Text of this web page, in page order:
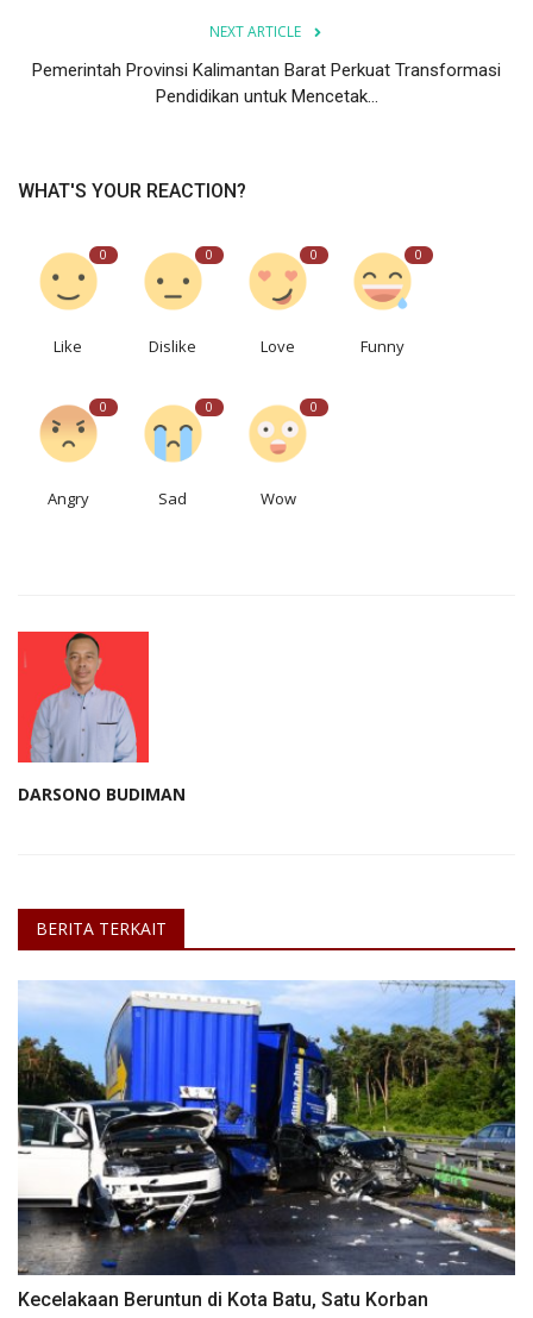
NEXT ARTICLE
Pemerintah Provinsi Kalimantan Barat Perkuat Transformasi
Pendidikan untuk Mencetak...
WHAT'S YOUR REACTION?
0
Like
0
Dislike
0
Love
0
Funny
0
Angry
0
Sad
0
Wow
DARSONO BUDIMAN
BERITA TERKAIT
Kecelakaan Beruntun di Kota Batu, Satu Korban